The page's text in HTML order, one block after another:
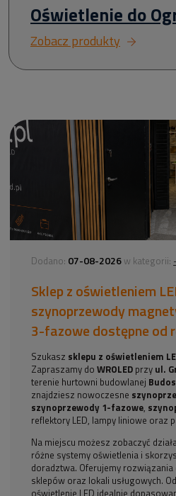
Oświetlenie do
Zobacz produkty
Dodano: 07-08-2026 w kategorii: -
Sklep z oświetleniem
szynoprzewody
3-fazowe dostępne od
Szukasz sklepu z oświetleniem
Zapraszamy doWROLED przy ul.
terenie hurtowni budowlanej
znajdziesz nowoczesne
szynoprzewody 1-fazowe,
reflektory LED, lampy liniowe oraz
Na miejscu możesz zobaczyć
różne systemy oświetlenia i
doradztwa. Oferujemy
sklepów oraz lokali usługowych.